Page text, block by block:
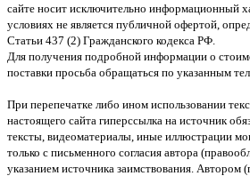
сайте носит исключительно информационный
условиях не является публичной офертой,
Статьи 437 (2) Гражданского кодекса РФ.
Для получения подробной информации о
поставки просьба обращаться по указанным
При перепечатке либо ином использовании
настоящего сайта гиперссылка на источник
тексты, видеоматериалы, иные иллюстрации
только с письменного согласия автора
указанием источника заимствования. Автором